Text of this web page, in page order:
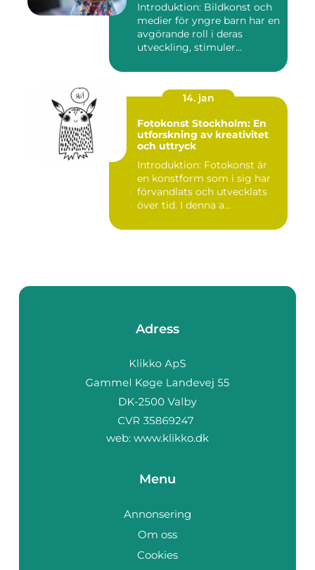
Introduktion: Bildkonst och
medier för yngre barn har en
avgörande roll i deras
utveckling, stimuler...
14. jan
Fotokonst Stockholm: En
utforskning av kreativitet
och uttryck
Introduktion: Fotokonst är
en konstform som i sig har
förvandlats och utvecklats
över tid. I denna a...
Adress
web: www.klikko.dk
Menu
Annonsering
Om oss
Cookies